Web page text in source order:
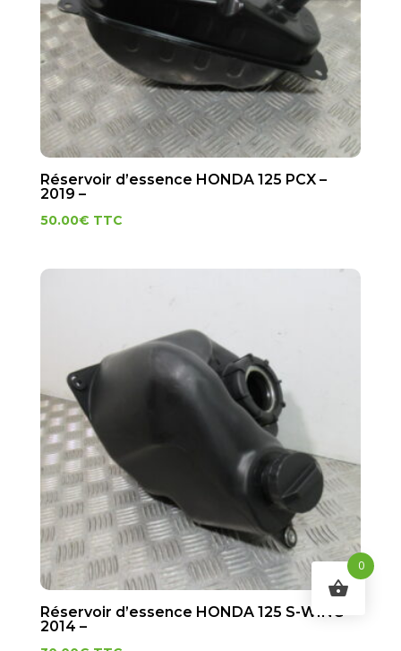
Réservoir d’essence HONDA 125 PCX –
2019 –
50.00€ TTC
Réservoir d’essence HONDA 125 S-WING –
2014 –
0